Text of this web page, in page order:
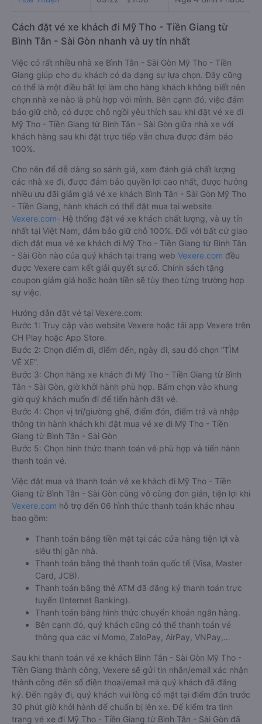
Cách đặt vé xe khách đi Mỹ Tho - Tiền Giang từ
Bình Tân - Sài Gòn nhanh và uy tín nhất
Việc có rất nhiều nhà xe Bình Tân - Sài Gòn Mỹ Tho - Tiền
Giang giúp cho du khách có đa dạng sự lựa chọn. Đây cũng
có thể là một điều bất lợi làm cho hàng khách không biết nên
chọn nhà xe nào là phù hợp với mình. Bên cạnh đó, việc đảm
bảo giữ chỗ, có được chỗ ngồi yêu thích sau khi đặt vé xe đi
Mỹ Tho - Tiền Giang từ Bình Tân - Sài Gòn giữa nhà xe với
khách hàng sau khi đặt trực tiếp vẫn chưa được đảm bảo
100%.
Cho nên để dễ dàng so sánh giá, xem đánh giá chất lượng
các nhà xe đi, được đảm bảo quyền lợi cao nhất, được hưởng
nhiều ưu đãi giảm giá vé xe khách Bình Tân - Sài Gòn Mỹ Tho
- Tiền Giang, hành khách có thể đặt mua tại website
Vexere.com- Hệ thống đặt vé xe khách chất lượng, và uy tín
nhất tại Việt Nam, đảm bảo giữ chỗ 100%. Đối với bất cứ giao
dịch đặt mua vé xe khách đi Mỹ Tho - Tiền Giang từ Bình Tân
- Sài Gòn nào của quý khách tại trang web Vexere.com đều
được Vexere cam kết giải quyết sự cố. Chính sách tặng
coupon giảm giá hoặc hoàn tiền sẽ tùy theo từng trường hợp
sự việc.
Hướng dẫn đặt vé tại Vexere.com:
Bước 1: Truy cập vào website Vexere hoặc tải app Vexere trên
CH Play hoặc App Store.
Bước 2: Chọn điểm đi, điểm đến, ngày đi, sau đó chọn “TÌM
VÉ XE”.
Bước 3: Chọn hãng xe khách đi Mỹ Tho - Tiền Giang từ Bình
Tân - Sài Gòn, giờ khởi hành phù hợp. Bấm chọn vào khung
giờ quý khách muốn đi để tiến hành đặt vé.
Bước 4: Chọn vị trí/giường ghế, điểm đón, điểm trả và nhập
thông tin hành khách khi đặt mua vé xe đi Mỹ Tho - Tiền
Giang từ Bình Tân - Sài Gòn
Bước 5: Chọn hình thức thanh toán vé phù hợp và tiến hành
thanh toán vé.
Việc đặt mua và thanh toán vé xe khách đi Mỹ Tho - Tiền
Giang từ Bình Tân - Sài Gòn cũng vô cùng đơn giản, tiện lợi khi
Vexere.com hỗ trợ đến 06 hình thức thanh toán khác nhau
bao gồm:
Thanh toán bằng tiền mặt tại các cửa hàng tiện lợi và
siêu thị gần nhà.
Thanh toán bằng thẻ thanh toán quốc tế (Visa, Master
Card, JCB).
Thanh toán bằng thẻ ATM đã đăng ký thanh toán trực
tuyến (Internet Banking).
Thanh toán bằng hình thức chuyển khoản ngân hàng.
Bên cạnh đó, quý khách cũng có thể thanh toán vé
thông qua các ví Momo, ZaloPay, AirPay, VNPay,…
Sau khi thanh toán vé xe khách Bình Tân - Sài Gòn Mỹ Tho -
Tiền Giang thành công, Vexere sẽ gửi tin nhắn/email xác nhận
thành công đến số điện thoại/email mà quý khách đã đăng
ký. Đến ngày đi, quý khách vui lòng có mặt tại điểm đón trước
30 phút giờ khởi hành để chuẩn bị lên xe. Để kiểm tra tình
trạng vé xe đi Mỹ Tho - Tiền Giang từ Bình Tân - Sài Gòn đã